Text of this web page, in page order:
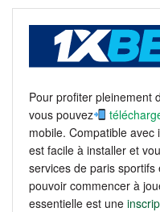
Pour profiter pleinement
vous pouvez
mobile. Compatible avec
est facile à installer et
services de paris
pouvoir commencer à
essentielle est une